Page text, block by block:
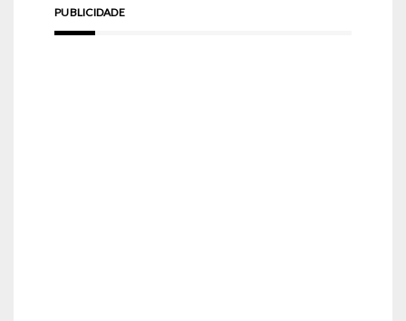
PUBLICIDADE